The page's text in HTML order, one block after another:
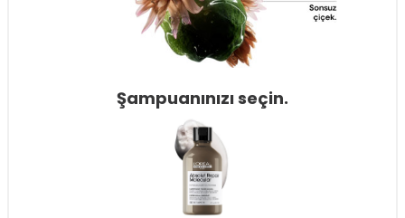
Şampuanınızı seçin.